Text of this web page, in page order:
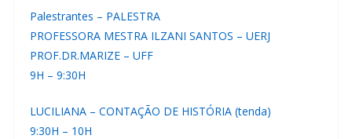
Palestrantes – PALESTRA
PROFESSORA MESTRA ILZANI SANTOS – UERJ
PROF.DR.MARIZE – UFF
9H – 9:30H
LUCILIANA – CONTAÇÃO DE HISTÓRIA (tenda)
9:30H – 10H